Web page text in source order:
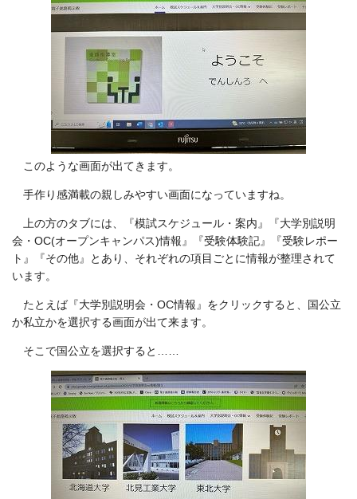
このような画面が出てきます。
手作り感満載の親しみやすい画面になっていますね。
上の方のタブには、『模試スケジュール・案内』『大学別説明
会・OC(オープンキャンパス)情報』『受験体験記』『受験レポー
ト』『その他』とあり、それぞれの項目ごとに情報が整理されて
います。
たとえば『大学別説明会・OC情報』をクリックすると、国公立
か私立かを選択する画面が出て来ます。
そこで国公立を選択すると……